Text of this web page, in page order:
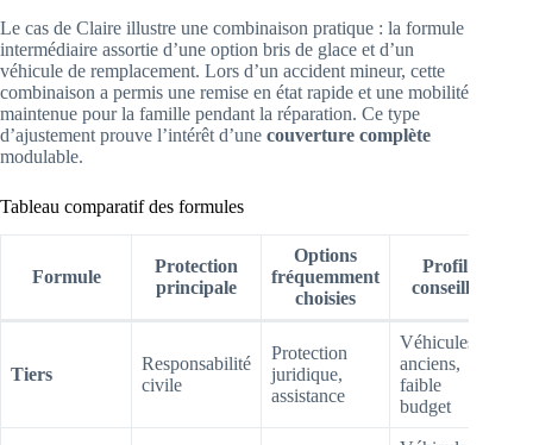
Le cas de Claire illustre une combinaison pratique : la formule
intermédiaire assortie d’une option bris de glace et d’un
véhicule de remplacement. Lors d’un accident mineur, cette
combinaison a permis une remise en état rapide et une mobilité
maintenue pour la famille pendant la réparation. Ce type
d’ajustement prouve l’intérêt d’une couverture complète
modulable.
Tableau comparatif des formules
Formule
Protection
principale
Options
fréquemment
choisies
Profil
conseillé
Tiers
Responsabilité
civile
Protection
juridique,
assistance
Véhicules
anciens,
faible
budget